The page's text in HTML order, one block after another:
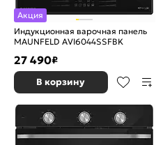
Акция
Индукционная варочная панель
MAUNFELD AVI6044SSFBK
27 490₽
В корзину